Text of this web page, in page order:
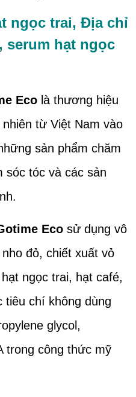
ngọc trai, Địa chỉ
serum hạt ngọc
Eco là thương hiệu
từ Việt Nam vào
sản phẩm chăm
sóc tóc và các sản
Eco sử dụng vô
đỏ, chiết xuất vỏ
ngọc trai, hạt café,
tiêu chí không dùng
glycol,
trong công thức mỹ